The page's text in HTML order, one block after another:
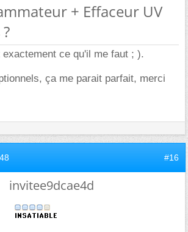
+ Effaceur UV
ce qu'il me faut ; ).
ça me parait parfait, merci
#16
invitee9dcae4d